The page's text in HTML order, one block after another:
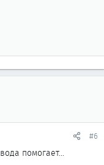
#6
помогает...